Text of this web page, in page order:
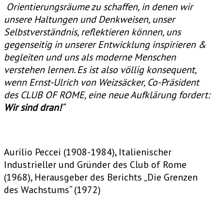
Orientierungsräume zu schaffen, in denen wir
unsere Haltungen und Denkweisen, unser
Selbstverständnis, reflektieren können, uns
gegenseitig in unserer Entwicklung inspirieren &
begleiten und uns als moderne Menschen
verstehen lernen. Es ist also völlig konsequent,
wenn Ernst-Ulrich von Weizsäcker, Co-Präsident
des CLUB OF ROME, eine neue Aufklärung fordert:
Wir sind dran!“
Aurilio Peccei (1908-1984), Italienischer
Industrieller und Gründer des Club of Rome
(1968), Herausgeber des Berichts „Die Grenzen
des Wachstums“ (1972)